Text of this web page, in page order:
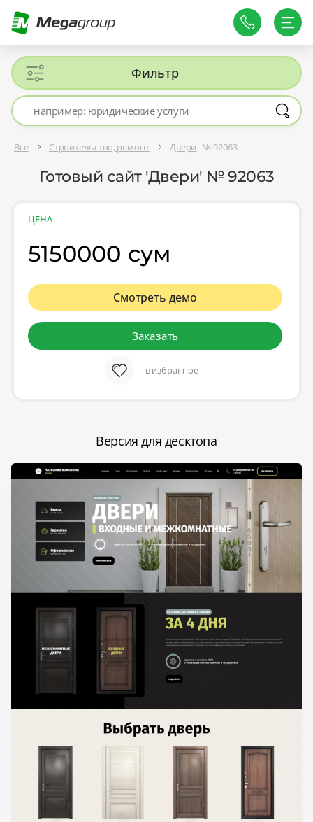
Фильтр
Все Строительство, ремонт Двери № 92063
Готовый сайт 'Двери' № 92063
ЦЕНА
5150000 сум
Смотреть демо
Заказать
— в избранное
Версия для десктопа